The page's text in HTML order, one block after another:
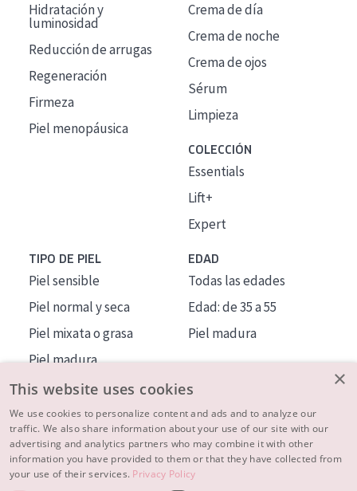
Hidratación y
luminosidad
Reducción de arrugas
Regeneración
Firmeza
Piel menopáusica
Crema de día
Crema de noche
Crema de ojos
Sérum
Limpieza
COLECCIÓN
Essentials
Lift+
Expert
TIPO DE PIEL
Piel sensible
Piel normal y seca
Piel mixata o grasa
Piel madura
Piel expuesta al sol
Piel menopáusica
EDAD
Todas las edades
Edad: de 35 a 55
Piel madura
MÁS SOBRE NOSOTROS
INSPIRACIÓN
×
This website uses cookies
We use cookies to personalize content and ads and to analyze our
traffic. We also share information about your use of our site with our
advertising and analytics partners who may combine it with other
information you have provided to them or that they have collected from
your use of their services. Privacy Policy